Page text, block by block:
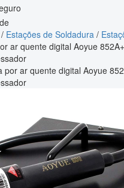
/ Estações de Soldadura /
ar quente digital Aoyue